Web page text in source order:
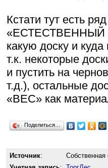
Кстати тут есть
«ЕСТЕСТВЕННЫЙ
какую доску и куда
т.к. некоторые
и пустить на
т.д.), остальные
«ВЕС» как
Поделиться…
Источник: